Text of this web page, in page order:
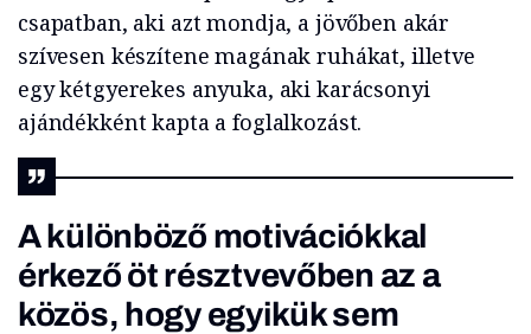
csapatban, aki azt mondja, a jövőben akár
szívesen készítene magának ruhákat, illetve
egy kétgyerekes anyuka, aki karácsonyi
ajándékként kapta a foglalkozást.
A különböző motivációkkal
érkező öt résztvevőben az a
közös, hogy egyikük sem